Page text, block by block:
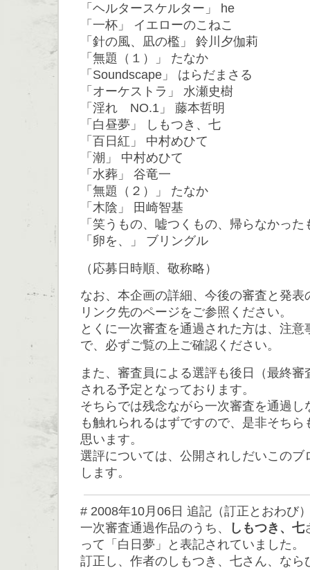
「ヘルタースケルター」 he
「一杯」 イエローのこねこ
「針の風、凪の檻」 鈴川夕伽莉
「無題（１）」 たなか
「Soundscape」 はらだまさる
「オーケストラ」 水瀬史樹
「淫れ NO.1」 藤本哲明
「白昼夢」 しもつき、七
「百日紅」 中村めひて
「潮」 中村めひて
「水葬」 谷竜一
「無題（２）」 たなか
「木陰」 田崎智基
「笑うもの、嘘つくもの、帰らなかっ
「卵を、」 ブリングル
（応募日時順、敬称略）
なお、本企画の詳細、今後の審査と発表
リンク先のページをご参照ください。
とくに一次審査を通過された方は、注
で、必ずご覧の上ご確認ください。
また、審査員による選評も後日（最終
される予定となっております。
そちらでは残念ながら一次審査を通過し
も触れられるはずですので、是非そち
思います。
選評については、公開されしだいこのブ
します。
# 2008年10月06日 追記（訂正とおわび
一次審査通過作品のうち、
しもつき、七
って「白日夢」と表記されていました。
訂正し、作者のしもつき、七さん、なら